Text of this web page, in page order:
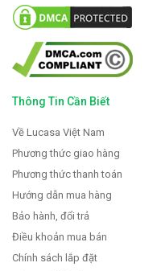
Thông Tin Cần Biết
Về Lucasa Việt Nam
Phương thức giao hàng
Phương thức thanh toán
Hướng dẫn mua hàng
Bảo hành, đổi trả
Điều khoản mua bán
Chính sách lắp đặt